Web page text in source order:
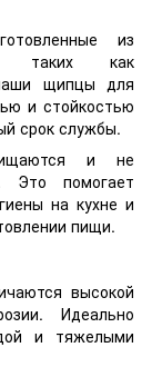
из
таких как
щипцы для
и стойкостью
срок службы.
и не
Это помогает
на кухне и
пищи.
высокой
Идеально
и тяжелыми